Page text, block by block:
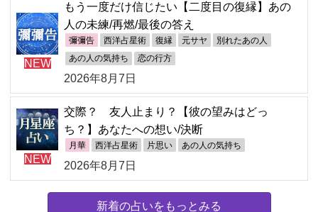
NEW
もう一度だけ信じたい【二度目の復縁】あの
人の未練/再燃/最後の答え
彌彌告 西洋占星術 復縁 元サヤ 別れたあの人
あの人の気持ち 恋の行方
2026年8月7日
NEW
交際？ 友人止まり？【彼の望みはどっ
ち？】あなたへの想い/決断
月華 西洋占星術 片思い あの人の気持ち
2026年8月7日
新着の占いをもっとみる